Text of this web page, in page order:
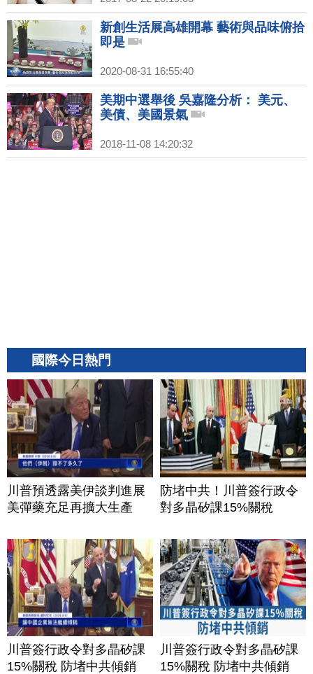
新創生活展高雄開幕 藝術與品味俯拾
即是
2020-08-31 16:55:40
美期中選舉後 吳嘉隆分析： 美元、
美債、美國景氣
2018-11-08 14:20:32
國際今日熱門
川普預透露美伊談判進展
美彈藥充足再擴大生產
防堵中共！川普簽行政令
對多晶矽課15%關稅
川普簽行政令對多晶矽課
15%關稅 防堵中共傾銷
川普簽行政令對多晶矽課
15%關稅 防堵中共傾銷